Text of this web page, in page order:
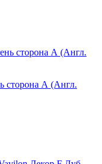
сторона А (Англ.